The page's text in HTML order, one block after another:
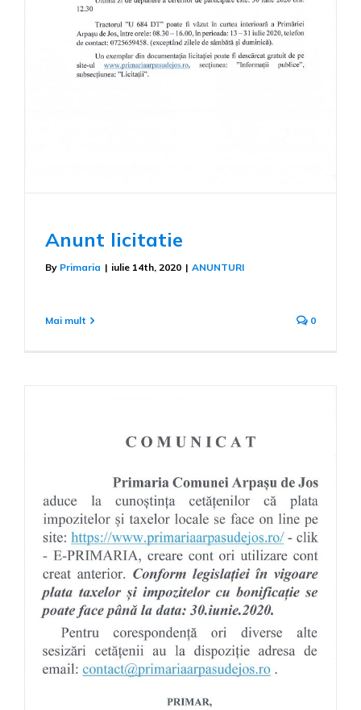
Anunt licitatie
By Primaria | iulie 14th, 2020 | ANUNTURI
Mai mult 0